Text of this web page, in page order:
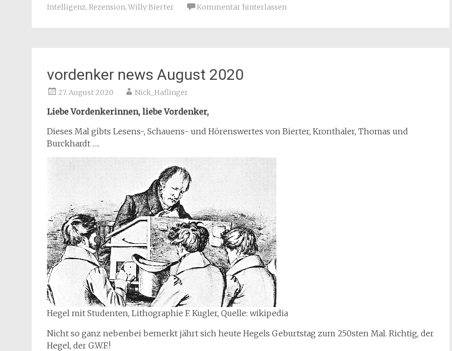
Intelligenz, Rezension, Willy Bierter Kommentar hinterlassen
vordenker news August 2020
27. August 2020 Nick_Haflinger
Liebe Vordenkerinnen, liebe Vordenker,
Dieses Mal gibts Lesens-, Schauens- und Hörenswertes von Bierter, Kronthaler, Thomas und
Burckhardt ….
Hegel mit Studenten, Lithographie F. Kugler, Quelle: wikipedia
Nicht so ganz nebenbei bemerkt jährt sich heute Hegels Geburtstag zum 250sten Mal. Richtig, der
Hegel, der G.W.F.!